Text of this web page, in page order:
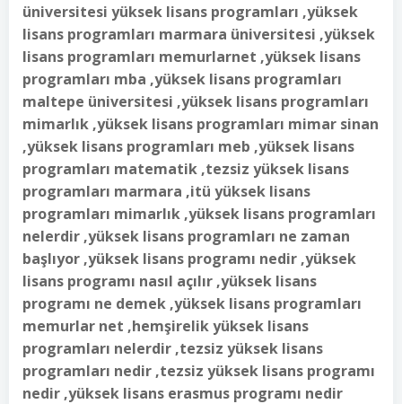
üniversitesi yüksek lisans programları ,yüksek
lisans programları marmara üniversitesi ,yüksek
lisans programları memurlarnet ,yüksek lisans
programları mba ,yüksek lisans programları
maltepe üniversitesi ,yüksek lisans programları
mimarlık ,yüksek lisans programları mimar sinan
,yüksek lisans programları meb ,yüksek lisans
programları matematik ,tezsiz yüksek lisans
programları marmara ,itü yüksek lisans
programları mimarlık ,yüksek lisans programları
nelerdir ,yüksek lisans programları ne zaman
başlıyor ,yüksek lisans programı nedir ,yüksek
lisans programı nasıl açılır ,yüksek lisans
programı ne demek ,yüksek lisans programları
memurlar net ,hemşirelik yüksek lisans
programları nelerdir ,tezsiz yüksek lisans
programları nedir ,tezsiz yüksek lisans programı
nedir ,yüksek lisans erasmus programı nedir